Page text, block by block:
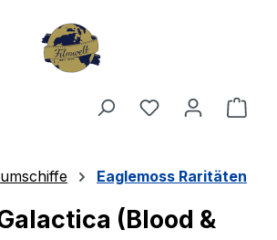
Du hast 0
Eaglemoss Raritäten
(Blood &